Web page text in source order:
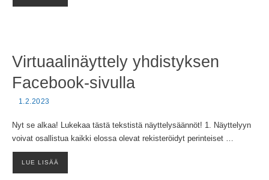
Virtuaalinäyttely yhdistyksen
Facebook-sivulla
1.2.2023
Nyt se alkaa! Lukekaa tästä tekstistä näyttelysäännöt! 1. Näyttelyyn
voivat osallistua kaikki elossa olevat rekisteröidyt perinteiset …
LUE LISÄÄ